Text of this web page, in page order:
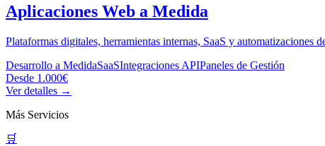
Aplicaciones Web a Medida
Plataformas digitales, herramientas internas, SaaS y automatizaciones
Desarrollo a MedidaSaaSIntegraciones APIPaneles de Gestión
Desde 1.000€
Ver detalles →
Más Servicios
🛒